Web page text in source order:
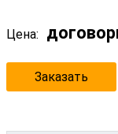
Цена:
Заказать